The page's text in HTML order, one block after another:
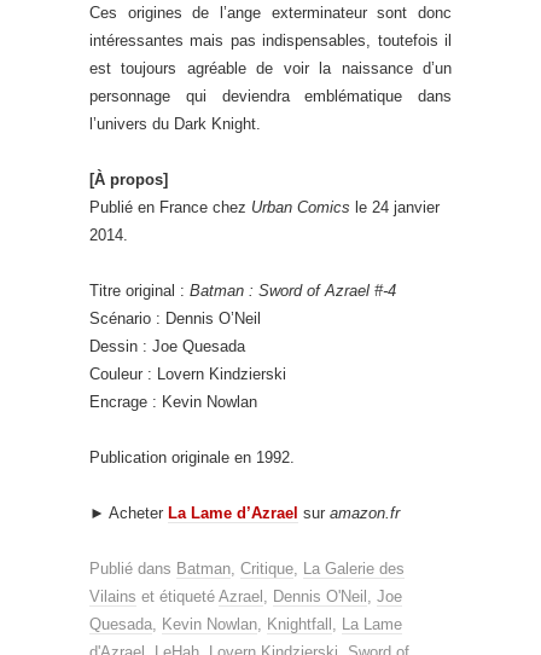
Ces origines de l’ange exterminateur sont donc
intéressantes mais pas indispensables, toutefois il
est toujours agréable de voir la naissance d’un
personnage qui deviendra emblématique dans
l’univers du Dark Knight.
[À propos]
Publié en France chez Urban Comics le 24 janvier
2014.
Titre original : Batman : Sword of Azrael #-4
Scénario : Dennis O’Neil
Dessin : Joe Quesada
Couleur : Lovern Kindzierski
Encrage : Kevin Nowlan
Publication originale en 1992.
► Acheter La Lame d’Azrael sur amazon.fr
Publié dans Batman, Critique, La Galerie des
Vilains et étiqueté Azrael , Dennis O'Neil , Joe
Quesada, Kevin Nowlan, Knightfall , La Lame